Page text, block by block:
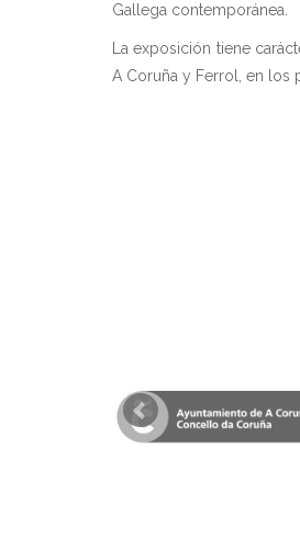
Gallega contemporánea.
La exposición tiene
A Coruña y Ferrol, en los